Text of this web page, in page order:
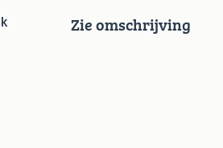
Zie omschrijving